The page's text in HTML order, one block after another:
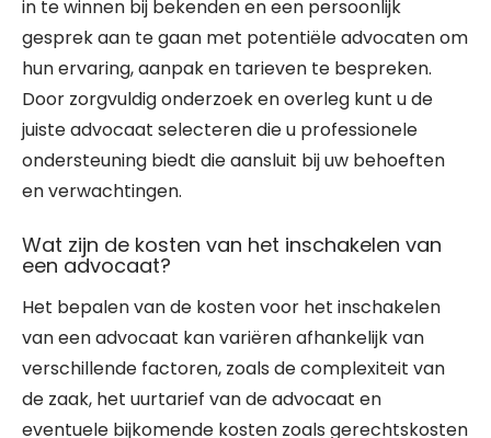
in te winnen bij bekenden en een persoonlijk
gesprek aan te gaan met potentiële advocaten om
hun ervaring, aanpak en tarieven te bespreken.
Door zorgvuldig onderzoek en overleg kunt u de
juiste advocaat selecteren die u professionele
ondersteuning biedt die aansluit bij uw behoeften
en verwachtingen.
Wat zijn de kosten van het inschakelen van
een advocaat?
Het bepalen van de kosten voor het inschakelen
van een advocaat kan variëren afhankelijk van
verschillende factoren, zoals de complexiteit van
de zaak, het uurtarief van de advocaat en
eventuele bijkomende kosten zoals gerechtskosten